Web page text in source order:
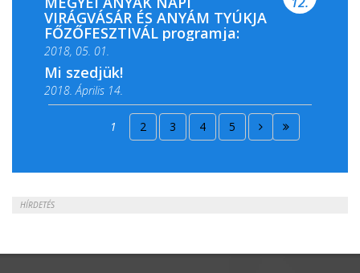
VIRÁGVÁSÁR ÉS ANYÁM TYÚKJA
FŐZŐFESZTIVÁL programja:
2018, 05. 01.
Mi szedjük!
2018. Április 14.
2018. Április 15.
1 2 3 4 5
HÍRDETÉS